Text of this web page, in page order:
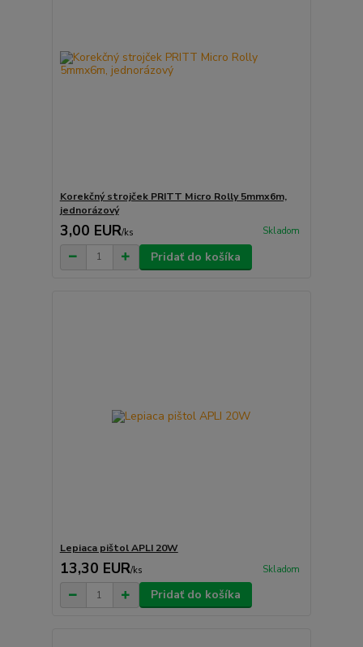
Korekčný strojček PRITT Micro Rolly 5mmx6m,
jednorázový
3,00 EUR/ks Skladom
Pridať do košíka
Lepiaca pištol APLI 20W
13,30 EUR/ks Skladom
Pridať do košíka